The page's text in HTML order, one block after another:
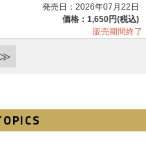
発売日：2026年07月22日
価格：1,650円(税込)
販売期間終了